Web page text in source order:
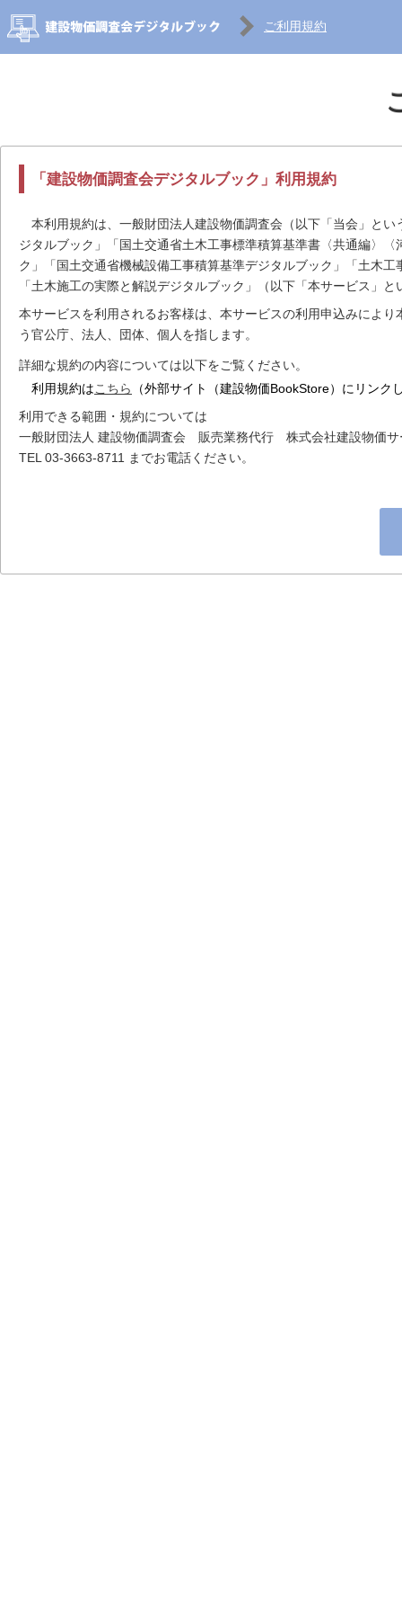
ご利用規約
「建設物価調査会デジタルブック」利用規約
本利用規約は、一般財団法人建設物価調査会（以下「当会」と
ジタルブック」「国土交通省土木工事標準積算基準書〈共通編〉
ク」「国土交通省機械設備工事積算基準デジタルブック」「土木
「土木施工の実際と解説デジタルブック」（以下「本サービス」
本サービスを利用されるお客様は、本サービスの利用申込みによ
う官公庁、法人、団体、個人を指します。
詳細な規約の内容については以下をご覧ください。
利用規約はこちら （外部サイト（建設物価BookStore）にリンク
利用できる範囲・規約については
一般財団法人 建設物価調査会 販売業務代行 株式会社建設物価サ
TEL 03-3663-8711 までお電話ください。